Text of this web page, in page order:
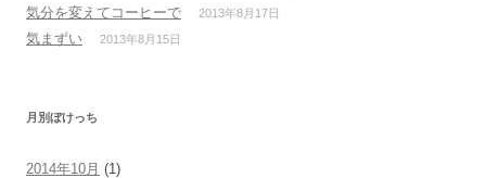
気分を変えてコーヒーで 2013年8月17日
気まずい 2013年8月15日
月別ぼけっち
2014年10月 (1)